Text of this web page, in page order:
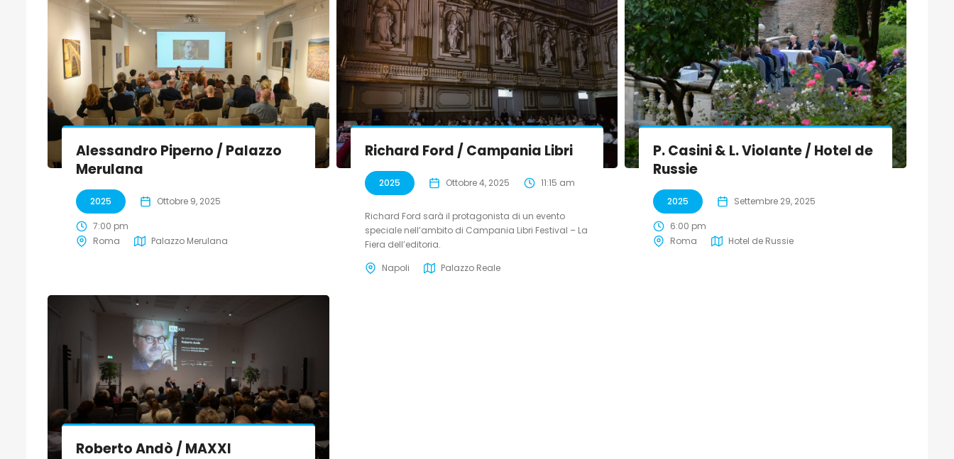
Alessandro Piperno / Palazzo
Merulana
2025 Ottobre 9, 2025
7:00 pm
Roma
Palazzo Merulana
Richard Ford / Campania Libri
2025 Ottobre 4, 2025 11:15 am
Richard Ford sarà il protagonista di un evento
speciale nell’ambito di Campania Libri Festival – La
Fiera dell’editoria.
Napoli
Palazzo Reale
P. Casini & L. Violante / Hotel de
Russie
2025 Settembre 29, 2025
6:00 pm
Roma
Hotel de Russie
Roberto Andò / MAXXI